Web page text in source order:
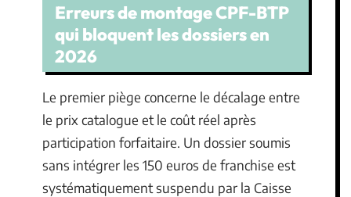
Erreurs de montage CPF-BTP
qui bloquent les dossiers en
2026
Le premier piège concerne le décalage entre
le prix catalogue et le coût réel après
participation forfaitaire. Un dossier soumis
sans intégrer les 150 euros de franchise est
systématiquement suspendu par la Caisse